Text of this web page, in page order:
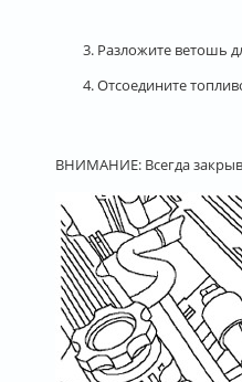
3. Разложите ветошь
4. Отсоедините
ВНИМАНИЕ: Всегда